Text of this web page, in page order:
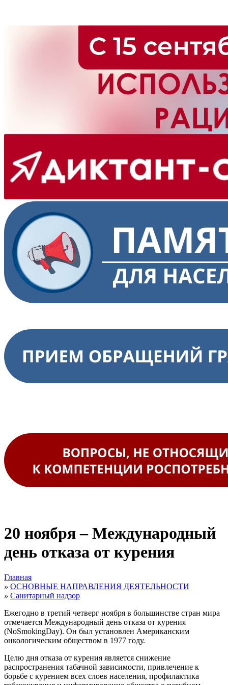
20 ноября – Международный
день отказа от курения
Главная
» ОСНОВНЫЕ НАПРАВЛЕНИЯ ДЕЯТЕЛЬНОСТИ
» Санитарный надзор
Ежегодно в третий четверг ноября в большинстве стран мира
отмечается Международный день отказа от курения
(NoSmokingDay). Он был установлен Американским
онкологическим обществом в 1977 году.
Целю дня отказа от курения является снижение
распространения табачной зависимости, привлечение к
борьбе с курением всех слоев населения, профилактика